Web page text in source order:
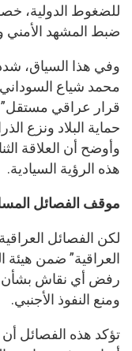
للضغوط الدولية،
ضبط المشهد
وفي هذا السياق،
محمد شياع
قرار عراقي
حماية البلاد ونزع
وأوضح أن العلاقة
هذه الرؤية السيادية.
موقف الفصائل
لكن الفصائل
العراقية” ضمن هيئة
رفض أي نقاش بشأن
ومنع النفوذ الأجنبي.
تؤكد هذه الفصائل